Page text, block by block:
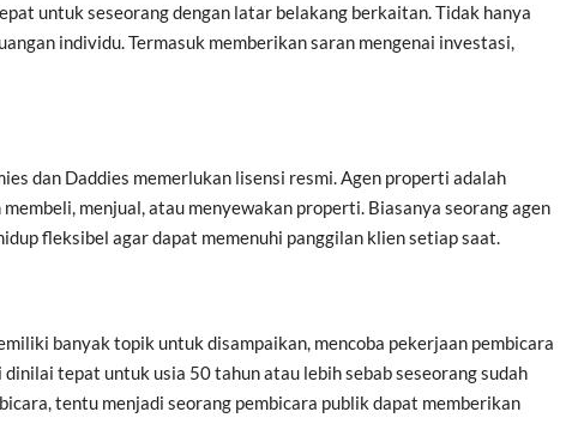
untuk seseorang dengan latar belakang berkaitan. Tidak hanya
individu. Termasuk memberikan saran mengenai investasi,
dan Daddies memerlukan lisensi resmi. Agen properti adalah
menjual, atau menyewakan properti. Biasanya seorang agen
fleksibel agar dapat memenuhi panggilan klien setiap saat.
banyak topik untuk disampaikan, mencoba pekerjaan pembicara
tepat untuk usia 50 tahun atau lebih sebab seseorang sudah
tentu menjadi seorang pembicara publik dapat memberikan